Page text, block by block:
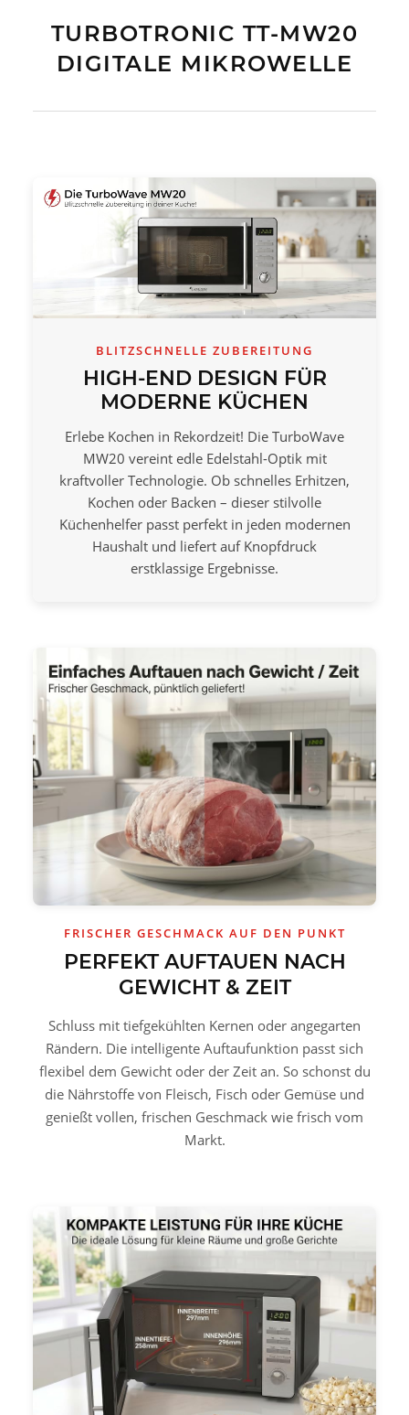
TURBOTRONIC TT-MW20
DIGITALE MIKROWELLE
BLITZSCHNELLE ZUBEREITUNG
HIGH-END DESIGN FÜR
MODERNE KÜCHEN
Erlebe Kochen in Rekordzeit! Die TurboWave
MW20 vereint edle Edelstahl-Optik mit
kraftvoller Technologie. Ob schnelles Erhitzen,
Kochen oder Backen – dieser stilvolle
Küchenhelfer passt perfekt in jeden modernen
Haushalt und liefert auf Knopfdruck
erstklassige Ergebnisse.
FRISCHER GESCHMACK AUF DEN PUNKT
PERFEKT AUFTAUEN NACH
GEWICHT & ZEIT
Schluss mit tiefgekühlten Kernen oder angegarten
Rändern. Die intelligente Auftaufunktion passt sich
flexibel dem Gewicht oder der Zeit an. So schonst du
die Nährstoffe von Fleisch, Fisch oder Gemüse und
genießt vollen, frischen Geschmack wie frisch vom
Markt.